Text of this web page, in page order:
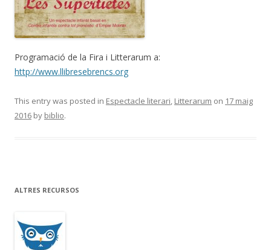
Programació de la Fira i Litterarum a:
http://www.llibresebrencs.org
This entry was posted in Espectacle literari, Litterarum on 17 maig
2016 by biblio.
ALTRES RECURSOS